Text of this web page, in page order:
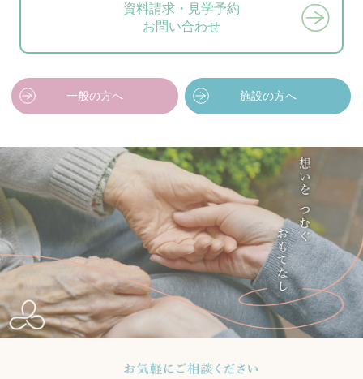
資料請求・見学予約
お問い合わせ
一般の方へ 施設の方へ